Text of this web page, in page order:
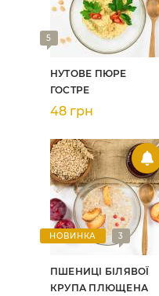
5
НУТОВЕ ПЮРЕ
ГОСТРЕ
48 грн
НОВИНКА 3
ПШЕНИЦІ БІЛЯВОЇ
КРУПА ПЛЮЩЕНА